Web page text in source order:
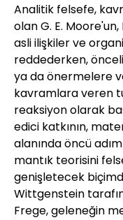
Analitik felsefe,
olan G. E.
asli ilişkiler ve
reddederken,
ya da önermelere
kavramlara veren
reaksiyon olarak
edici katkının,
alanında öncü
mantık teorisini
genişletecek
Wittgenstein
Frege, geleneğin